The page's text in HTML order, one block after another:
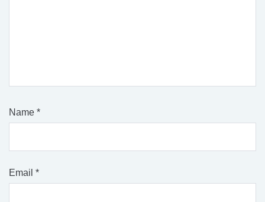
Name *
Email *